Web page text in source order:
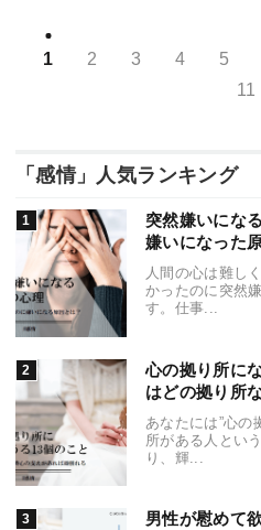
1 2 3 4 5
11
「感情」人気ランキング
突然嫌いにな
嫌いになった
人間の心は難し
かったのに突然
す。仕事...
心の拠り所に
はどの拠り所
あなたには”心の
所がある人とい
り、輝...
男性が慰めて